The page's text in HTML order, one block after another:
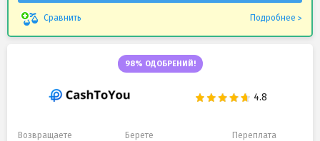
Сравнить Подробнее
98% ОДОБРЕНИЙ!
Возвращаете Берете Переплата